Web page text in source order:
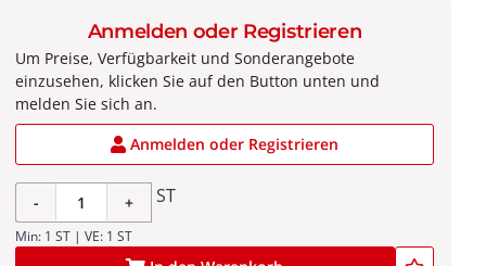
Anmelden oder Registrieren
Um Preise, Verfügbarkeit und Sonderangebote
einzusehen, klicken Sie auf den Button unten und
melden Sie sich an.
Anmelden oder Registrieren
- + ST
Min: 1 ST | VE: 1 ST